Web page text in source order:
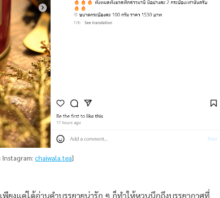
chaiwala.tea]
ยงแค่ได้อ่านคำบรรยายน่ารัก ๆ ก็ทำให้หวนนึกถึงบรรยากาศที่